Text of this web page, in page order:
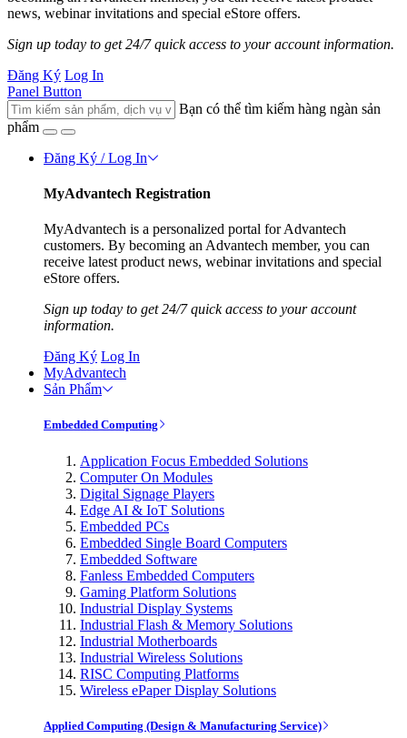
news, webinar invitations and special eStore offers.
Sign up today to get 24/7 quick access to your account information.
Đăng Ký Log In
Panel Button
Bạn có thể tìm kiếm hàng ngàn sản
phẩm
Đăng Ký / Log In
MyAdvantech Registration
MyAdvantech is a personalized portal for Advantech
customers. By becoming an Advantech member, you can
receive latest product news, webinar invitations and special
eStore offers.
Sign up today to get 24/7 quick access to your account
information.
Đăng Ký Log In
MyAdvantech
Sản Phẩm
Embedded Computing
Application Focus Embedded Solutions
Computer On Modules
Digital Signage Players
Edge AI & IoT Solutions
Embedded PCs
Embedded Single Board Computers
Embedded Software
Fanless Embedded Computers
Gaming Platform Solutions
Industrial Display Systems
Industrial Flash & Memory Solutions
Industrial Motherboards
Industrial Wireless Solutions
RISC Computing Platforms
Wireless ePaper Display Solutions
Applied Computing (Design & Manufacturing Service)